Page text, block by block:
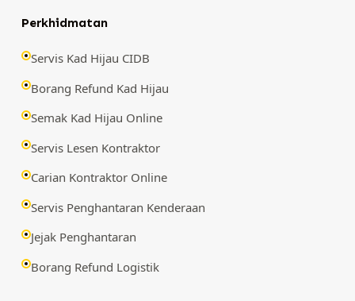
Perkhidmatan
Servis Kad Hijau CIDB
Borang Refund Kad Hijau
Semak Kad Hijau Online
Servis Lesen Kontraktor
Carian Kontraktor Online
Servis Penghantaran Kenderaan
Jejak Penghantaran
Borang Refund Logistik